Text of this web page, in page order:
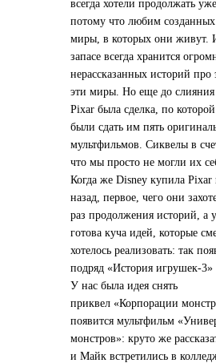
всегда хотели продолжать
потому что любим
миры, в которых они живут.
запасе всегда хранится
нерассказанных историй про
эти миры. Но еще до слияния
Pixar была сделка, по
были сдать им пять
мультфильмов. Сиквелы в
что мы просто не могли их
Когда же Disney купила Pixar
назад, первое, чего они
раз продолжения историй, а
готова куча идей, которые
хотелось реализовать: так
подряд «История игрушек-3»
У нас была идея снять
приквел «Корпорации
появится мультфильм
монстров»: круто же
и Майк встретились в